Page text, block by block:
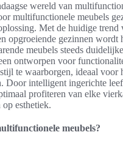
wereld van
multifunctionele meubels
Met de huidige trend
opgroeiende gezinnen wordt
meubels steeds
ontworpen voor
te waarborgen, ideaal voor
Door intelligent ingerichte
profiteren van elke
op esthetiek.
meubels?